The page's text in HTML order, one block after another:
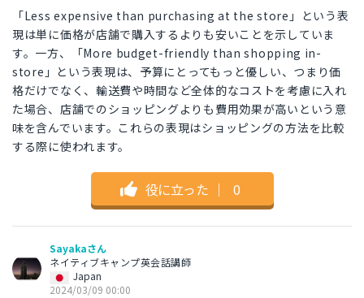
「Less expensive than purchasing at the store」という表
現は単に価格が店舗で購入するよりも安いことを示していま
す。一方、「More budget-friendly than shopping in-
store」という表現は、予算にとってもっと優しい、つまり価
格だけでなく、輸送費や時間など全体的なコストを考慮に入れ
た場合、店舗でのショッピングよりも費用効果が高いという意
味を含んでいます。これらの表現はショッピングの方法を比較
する際に使われます。
役に立った ｜ 0
Sayakaさん
ネイティブキャンプ英会話講師
Japan
2024/03/09 00:00